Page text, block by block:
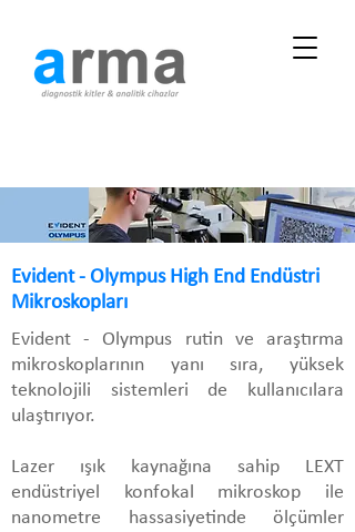
Evident - Olympus High End Endüstri
Mikroskopları
Evident - Olympus rutin ve araştırma
mikroskoplarının yanı sıra, yüksek
teknolojili sistemleri de kullanıcılara
ulaştırıyor.
Lazer ışık kaynağına sahip LEXT
endüstriyel konfokal mikroskop ile
nanometre hassasiyetinde ölçümler